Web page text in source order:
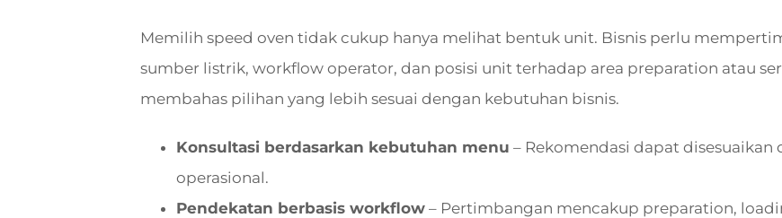
Memilih speed oven tidak cukup hanya melihat bentuk unit. Bisnis perlu
sumber listrik, workflow operator, dan posisi unit terhadap area preparation atau
membahas pilihan yang lebih sesuai dengan kebutuhan bisnis.
Konsultasi berdasarkan kebutuhan menu – Rekomendasi dapat
operasional.
Pendekatan berbasis workflow – Pertimbangan mencakup preparation,